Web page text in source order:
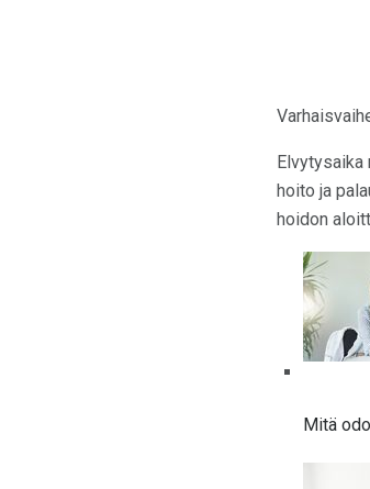
hoito ja
hoidon
Mitä